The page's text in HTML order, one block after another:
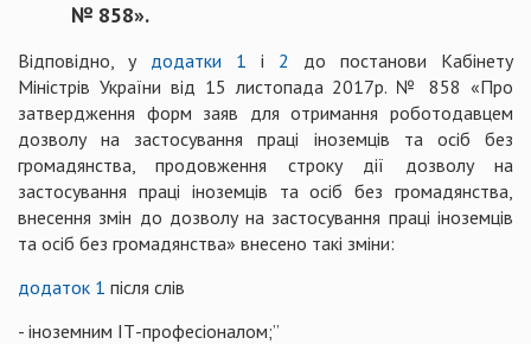
№ 858».
Відповідно, у додатки 1 і 2 до постанови Кабінету
Міністрів України від 15 листопада 2017р. № 858 «Про
затвердження форм заяв для отримання роботодавцем
дозволу на застосування праці іноземців та осіб без
громадянства, продовження строку дії дозволу на
застосування праці іноземців та осіб без громадянства,
внесення змін до дозволу на застосування праці іноземців
та осіб без громадянства» внесено такі зміни:
додаток 1 після слів
- іноземним ІТ-професіоналом;”